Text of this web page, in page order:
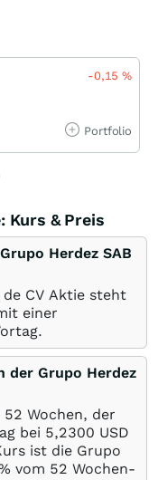
-0,15%
Portfolio
Kurs & Preis
Herdez SAB
CV Aktie steht
einer
der Grupo Herdez
Wochen, der
bei 5,2300 USD
ist die Grupo
vom 52 Wochen-